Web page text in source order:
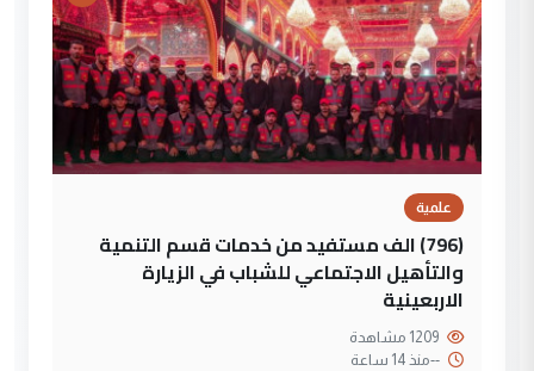
علمية
(796) الف مستفيد من خدمات قسم التنمية
والتأهيل الاجتماعي للشباب في الزيارة
الاربعينية
--منذ 14 ساعة